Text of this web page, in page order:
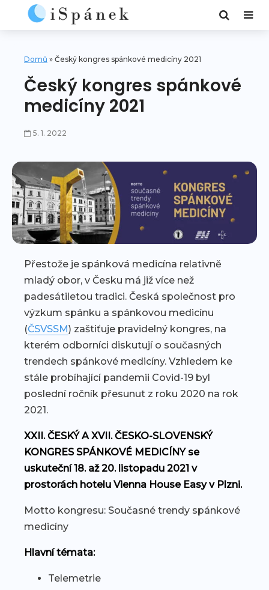
Domů » Český kongres spánkové medicíny 2021
Český kongres spánkové
medicíny 2021
5. 1. 2022
Přestože je spánková medicína relativně
mladý obor, v Česku má již více než
padesátiletou tradici. Česká společnost pro
výzkum spánku a spánkovou medicínu
(ČSVSSM) zaštiťuje pravidelný kongres, na
kterém odborníci diskutují o současných
trendech spánkové medicíny. Vzhledem ke
stále probíhající pandemii Covid-19 byl
poslední ročník přesunut z roku 2020 na rok
2021.
XXII. ČESKÝ A XVII. ČESKO-SLOVENSKÝ
KONGRES SPÁNKOVÉ MEDICÍNY se
uskuteční 18. až 20. listopadu 2021 v
prostorách hotelu Vienna House Easy v Plzni.
Motto kongresu: Současné trendy spánkové
medicíny
Hlavní témata:
Telemetrie